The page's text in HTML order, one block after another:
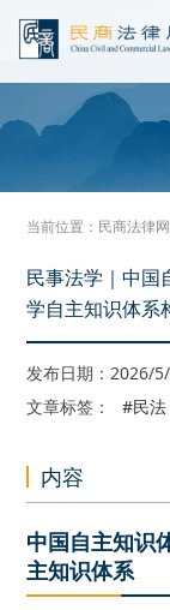
当前位置： 民商法律网
民事法学｜中
学自主知识体系
发布日期：2026/
文章标签： #民法
内容
中国自主知识
主知识体系